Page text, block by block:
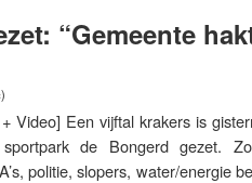
“Gemeente
Video] Een vijftal krakers is
de Bongerd gezet.
politie, slopers, water/energie